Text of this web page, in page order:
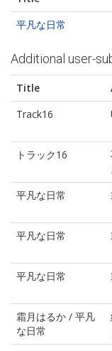
平凡な日常
Additional user-
Title
Track16
トラック16
平凡な日常
平凡な日常
平凡な日常
霜月はるか / 平凡
な日常